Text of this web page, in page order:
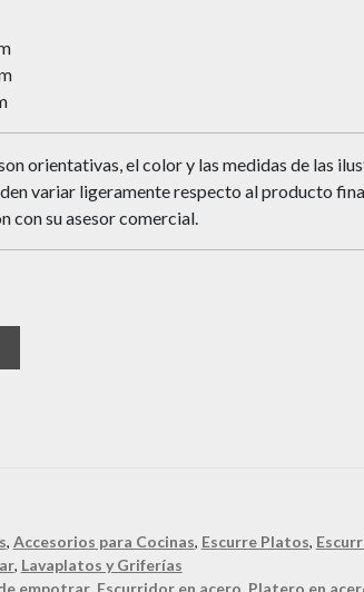
orientativas, el color y las medidas de las
variar ligeramente respecto al producto
con su asesor comercial.
, Accesorios para Cocinas, Escurre Platos,
, Lavaplatos y Griferías
empotrar, Escurridor en acero, Platero en